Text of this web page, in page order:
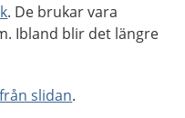
. De brukar vara
Ibland blir det längre
slidan.